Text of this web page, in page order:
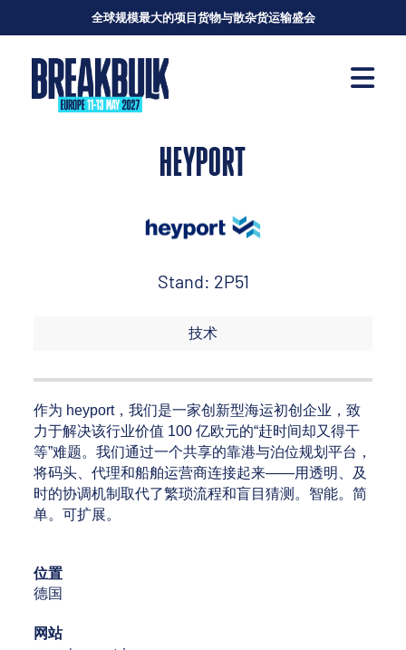
全球规模最大的项目货物与散杂货运输盛会
HEYPORT
Stand: 2P51
技术
作为 heyport，我们是一家创新型海运初创企业，致
力于解决该行业价值 100 亿欧元的“赶时间却又得干
等”难题。我们通过一个共享的靠港与泊位规划平台，
将码头、代理和船舶运营商连接起来——用透明、及
时的协调机制取代了繁琐流程和盲目猜测。智能。简
单。可扩展。
位置
德国
网站